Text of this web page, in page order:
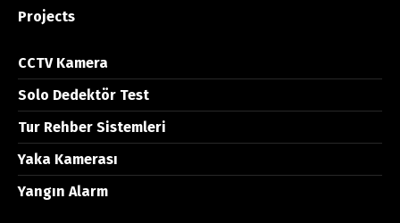
Projects
CCTV Kamera
Solo Dedektör Test
Tur Rehber Sistemleri
Yaka Kamerası
Yangın Alarm